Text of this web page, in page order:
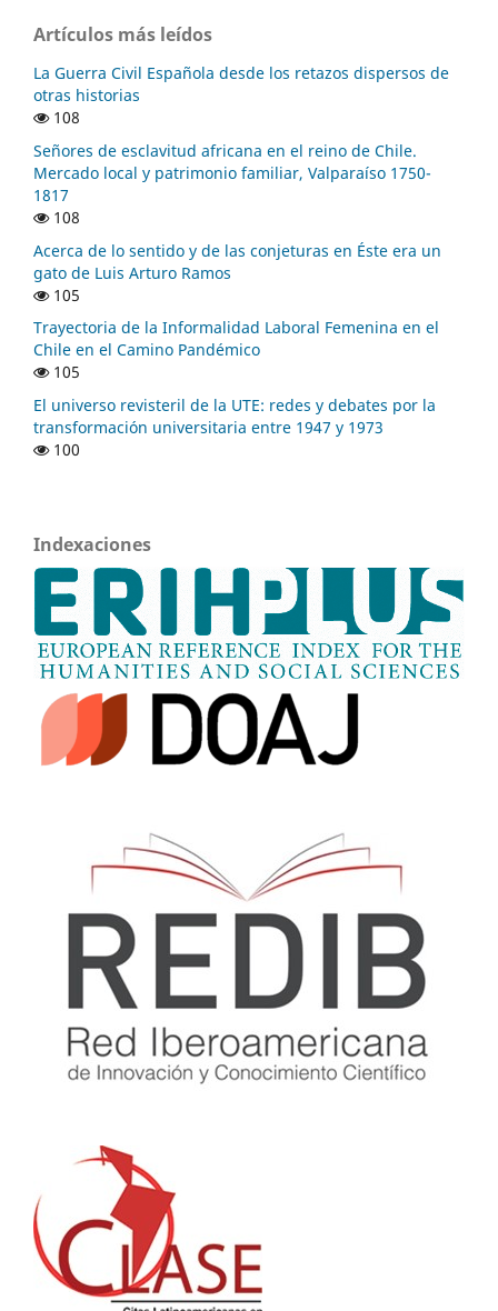
Artículos más leídos
La Guerra Civil Española desde los retazos dispersos de
otras historias
108
Señores de esclavitud africana en el reino de Chile.
Mercado local y patrimonio familiar, Valparaíso 1750-
1817
108
Acerca de lo sentido y de las conjeturas en Éste era un
gato de Luis Arturo Ramos
105
Trayectoria de la Informalidad Laboral Femenina en el
Chile en el Camino Pandémico
105
El universo revisteril de la UTE: redes y debates por la
transformación universitaria entre 1947 y 1973
100
Indexaciones